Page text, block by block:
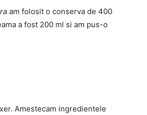
am folosit o conserva de 400
a fost 200 ml si am pus-o
Amestecam ingredientele